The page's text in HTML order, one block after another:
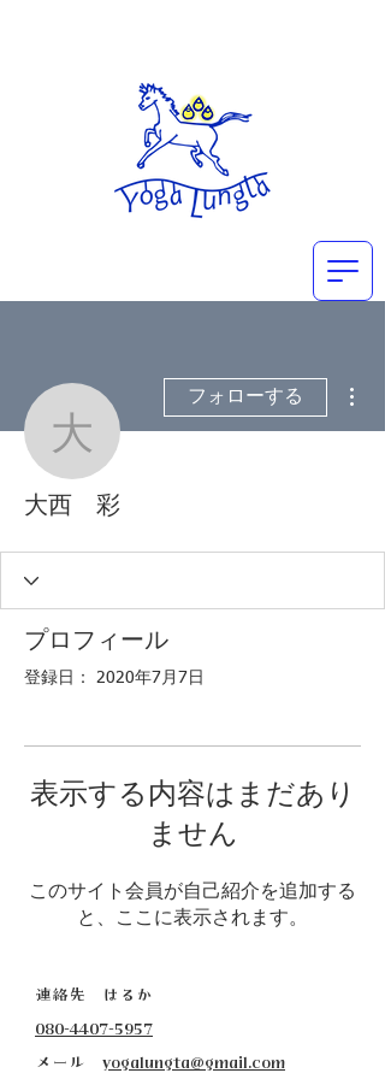
大西 彩
フォローする
大西 彩
プロフィール
登録日： 2020年7月7日
表示する内容はまだあり
ません
このサイト会員が自己紹介を追加する
と、ここに表示されます。
連絡先 はるか
080-4407-5957
​メール yogalungta@gmail.com